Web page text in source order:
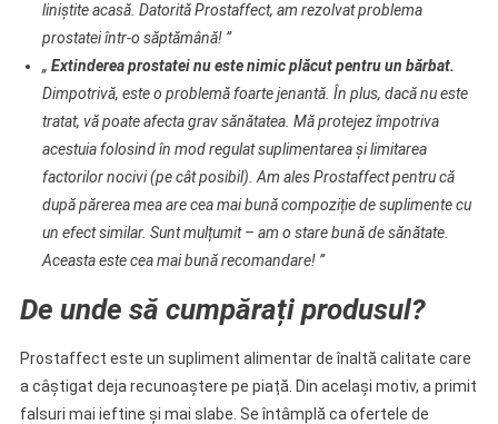
liniștite acasă. Datorită Prostaffect, am rezolvat problema
prostatei într-o săptămână! ”
„ Extinderea prostatei nu este nimic plăcut pentru un bărbat.
Dimpotrivă, este o problemă foarte jenantă. În plus, dacă nu este
tratat, vă poate afecta grav sănătatea. Mă protejez împotriva
acestuia folosind în mod regulat suplimentarea și limitarea
factorilor nocivi (pe cât posibil). Am ales Prostaffect pentru că
după părerea mea are cea mai bună compoziție de suplimente cu
un efect similar. Sunt mulțumit – am o stare bună de sănătate.
Aceasta este cea mai bună recomandare! ”
De unde să cumpărați produsul?
Prostaffect este un supliment alimentar de înaltă calitate care
a câștigat deja recunoaștere pe piață. Din același motiv, a primit
falsuri mai ieftine și mai slabe. Se întâmplă ca ofertele de